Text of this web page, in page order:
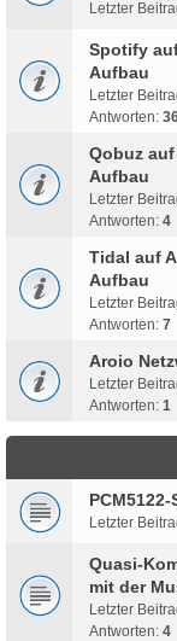
Letzter
Spotify
Aufbau
Letzter
Antworten:
Qobuz
Aufbau
Letzter
Antworten: 4
Tidal auf
Aufbau
Letzter
Antworten: 7
Aroio
Letzter
Antworten: 1
Letzter
Quasi-
mit der
Letzter
Antworten: 4